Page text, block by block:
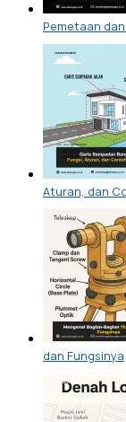
Pemetaan
Aturan, dan
dan Fungsinya